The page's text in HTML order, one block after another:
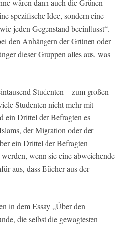
wären dann auch die Grünen
spezifische Idee, sondern eine
jeden Gegenstand beeinflusst“.
den Anhängern der Grünen oder
dieser Gruppen alles aus, was
Studenten – zum großen
Studenten nicht mehr mit
ein Drittel der Befragten es
der Migration oder der
ein Drittel der Befragten
wenn sie eine abweichende
aus, dass Bücher aus der
in dem Essay „Über den
die selbst die gewagtesten